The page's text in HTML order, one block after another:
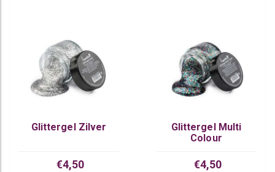
Glittergel Zilver
€4,50
Glittergel Multi
Colour
€4,50